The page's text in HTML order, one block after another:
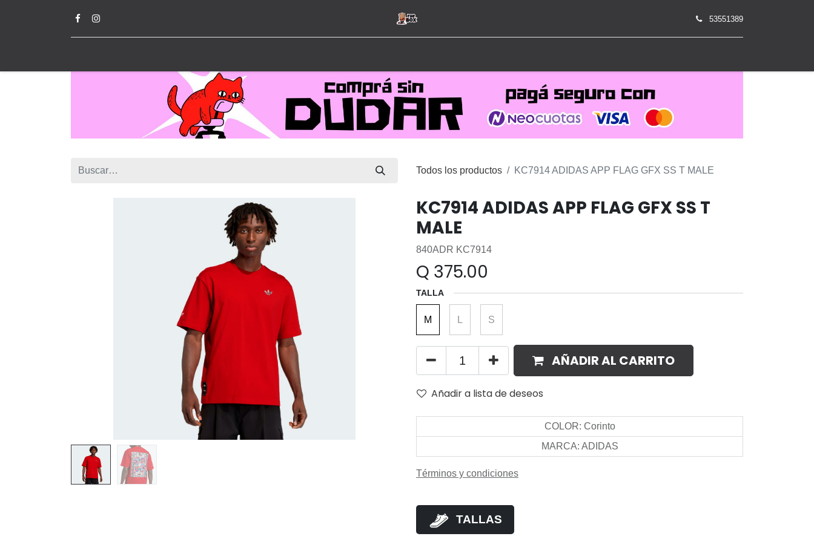
53551389
Todos los productos KC7914 ADIDAS APP FLAG GFX SS T MALE
KC7914 ADIDAS APP FLAG GFX SS T
MALE
840ADR KC7914
Q 375.00
TALLA
M L S
AÑADIR AL CARRITO
Añadir a lista de deseos
COLOR: Corinto
MARCA: ADIDAS
Términos y condiciones
TALLAS